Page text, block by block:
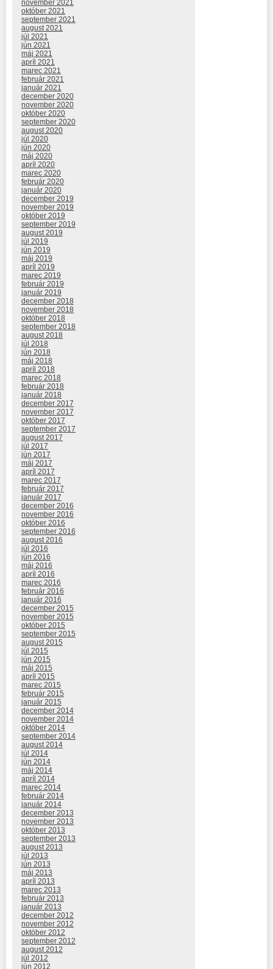
november 2021
október 2021
september 2021
august 2021
júl 2021
jún 2021
máj 2021
apríl 2021
marec 2021
február 2021
január 2021
december 2020
november 2020
október 2020
september 2020
august 2020
júl 2020
jún 2020
máj 2020
apríl 2020
marec 2020
február 2020
január 2020
december 2019
november 2019
október 2019
september 2019
august 2019
júl 2019
jún 2019
máj 2019
apríl 2019
marec 2019
február 2019
január 2019
december 2018
november 2018
október 2018
september 2018
august 2018
júl 2018
jún 2018
máj 2018
apríl 2018
marec 2018
február 2018
január 2018
december 2017
november 2017
október 2017
september 2017
august 2017
júl 2017
jún 2017
máj 2017
apríl 2017
marec 2017
február 2017
január 2017
december 2016
november 2016
október 2016
september 2016
august 2016
júl 2016
jún 2016
máj 2016
apríl 2016
marec 2016
február 2016
január 2016
december 2015
november 2015
október 2015
september 2015
august 2015
júl 2015
jún 2015
máj 2015
apríl 2015
marec 2015
február 2015
január 2015
december 2014
november 2014
október 2014
september 2014
august 2014
júl 2014
jún 2014
máj 2014
apríl 2014
marec 2014
február 2014
január 2014
december 2013
november 2013
október 2013
september 2013
august 2013
júl 2013
jún 2013
máj 2013
apríl 2013
marec 2013
február 2013
január 2013
december 2012
november 2012
október 2012
september 2012
august 2012
júl 2012
jún 2012